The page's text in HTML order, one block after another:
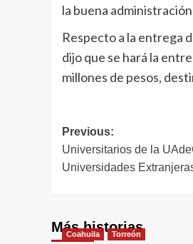
la buena
Respecto a la entrega
dijo que se hará la
millones de pesos,
Navegación
de
Previous:
Universitarios de la
Universidades
Más historias
Coahuila Torreón